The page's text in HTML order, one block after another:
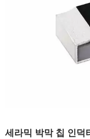
세라믹 박막 칩 인덕